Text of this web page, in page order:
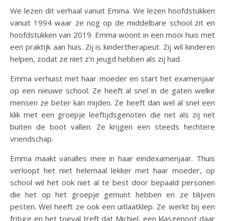
We lezen dit verhaal vanuit Emma. We lezen hoofdstukken
vanuit 1994 waar ze nog op de middelbare school zit en
hoofdstukken van 2019. Emma woont in een mooi huis met
een praktijk aan huis. Zij is kindertherapeut. Zij wil kinderen
helpen, zodat ze niet z’n jeugd hebben als zij had.
Emma verhuist met haar moeder en start het examenjaar
op een nieuwe school. Ze heeft al snel in de gaten welke
mensen ze beter kan mijden. Ze heeft dan wel al snel een
klik met een groepje leeftijdsgenoten die net als zij net
buiten de boot vallen. Ze krijgen een steeds hechtere
vriendschap.
Emma maakt vanalles mee in haar eindexamenjaar. Thuis
verloopt het niet helemaal lekker met haar moeder, op
school wil het ook niet al te best door bepaald personen
die het op het groepje gemunt hebben en ze blijven
pesten. Wel heeft ze ook een uitlaatklep. Ze werkt bij een
friture en het toeval treft dat Michiel, een klasgenoot daar